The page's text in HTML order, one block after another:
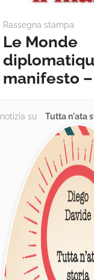
Rassegna stampa
Le Monde
manifesto
notizia su Tutta n'ata